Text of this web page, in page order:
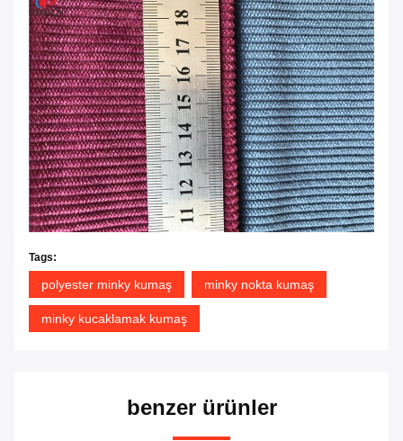
Tags:
polyester minky kumaş minky nokta kumaş
minky kucaklamak kumaş
benzer ürünler